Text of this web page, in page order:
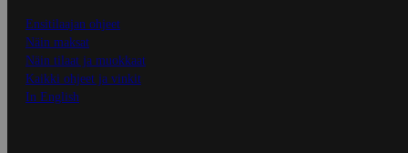
Ensitilaajan ohjeet
Näin maksat
Näin tilaat ja muokkaat
Kaikki ohjeet ja vinkit
In English